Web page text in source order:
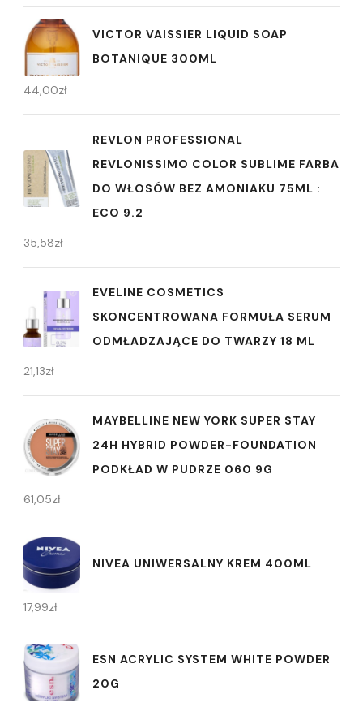
VICTOR VAISSIER LIQUID SOAP
BOTANIQUE 300ML
44,00zł
REVLON PROFESSIONAL
REVLONISSIMO COLOR SUBLIME FARBA
DO WŁOSÓW BEZ AMONIAKU 75ML :
ECO 9.2
35,58zł
EVELINE COSMETICS
SKONCENTROWANA FORMUŁA SERUM
ODMŁADZAJĄCE DO TWARZY 18 ML
21,13zł
MAYBELLINE NEW YORK SUPER STAY
24H HYBRID POWDER-FOUNDATION
PODKŁAD W PUDRZE 060 9G
61,05zł
NIVEA UNIWERSALNY KREM 400ML
17,99zł
ESN ACRYLIC SYSTEM WHITE POWDER
20G